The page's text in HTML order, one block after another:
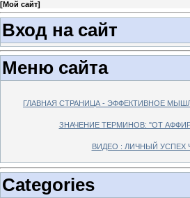
[Мой сайт]
Вход на сайт
Меню сайта
ГЛАВНАЯ СТРАНИЦА - ЭФФЕКТИВНОЕ
ЗНАЧЕНИЕ ТЕРМИНОВ: "ОТ
ВИДЕО : ЛИЧНЫЙ УСПЕХ
Categories